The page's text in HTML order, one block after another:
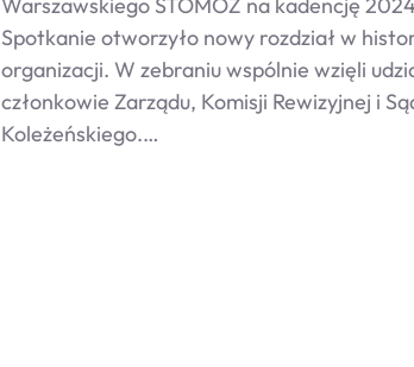
Warszawskiego STOMOZ na kadencję
Spotkanie otworzyło nowy rozdział w
organizacji. W zebraniu wspólnie wzięli
członkowie Zarządu, Komisji Rewizyjnej i
Koleżeńskiego.…